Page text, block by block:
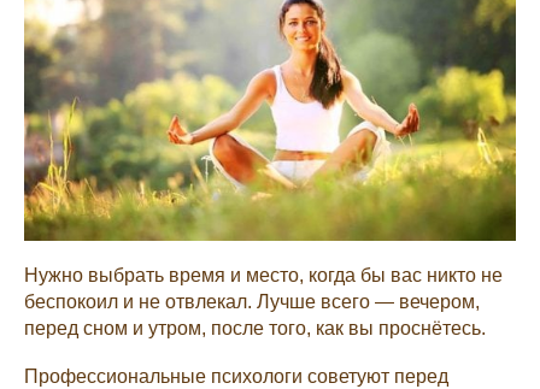
Нужно выбрать время и место, когда бы вас никто не
беспокоил и не отвлекал. Лучше всего — вечером,
перед сном и утром, после того, как вы проснётесь.
Профессиональные психологи советуют перед